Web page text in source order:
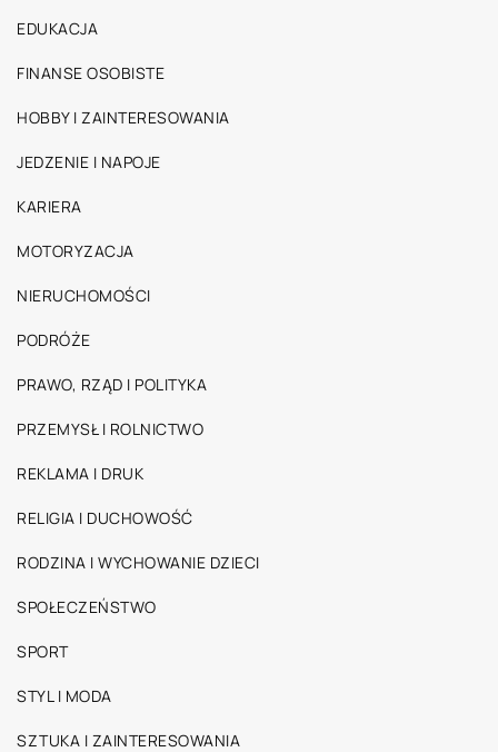
EDUKACJA
FINANSE OSOBISTE
HOBBY I ZAINTERESOWANIA
JEDZENIE I NAPOJE
KARIERA
MOTORYZACJA
NIERUCHOMOŚCI
PODRÓŻE
PRAWO, RZĄD I POLITYKA
PRZEMYSŁ I ROLNICTWO
REKLAMA I DRUK
RELIGIA I DUCHOWOŚĆ
RODZINA I WYCHOWANIE DZIECI
SPOŁECZEŃSTWO
SPORT
STYL I MODA
SZTUKA I ZAINTERESOWANIA